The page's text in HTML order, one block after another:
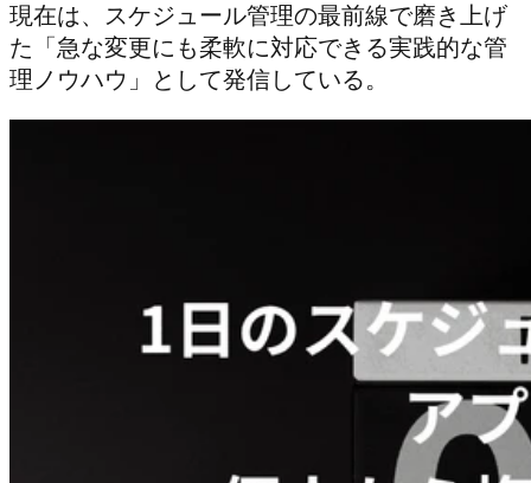
現在は、スケジュール管理の最前線で磨き上げ
た「急な変更にも柔軟に対応できる実践的な管
理ノウハウ」として発信している。